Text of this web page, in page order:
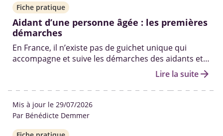
Fiche pratique
Aidant d’une personne âgée : les premières
démarches
En France, il n’existe pas de guichet unique qui
accompagne et suive les démarches des aidants et
de leurs proches tout au long de leurs parcours. Il
n’existe pas non plus de statut d’aidant officiel à
obtenir.
Lire la suitearrow_forward
Mis à jour le 29/07/2026
Par Bénédicte Demmer